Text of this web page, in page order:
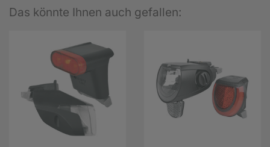
Das könnte Ihnen auch gefallen: